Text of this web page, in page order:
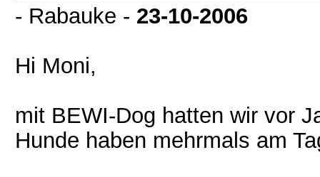
- Rabauke - 23-10-2006
Hi Moni,
mit BEWI-Dog hatten wir vor
Hunde haben mehrmals am